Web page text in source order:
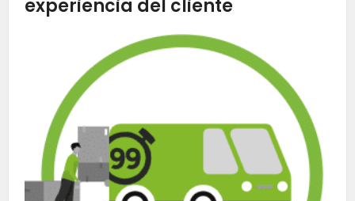
experiencia del cliente